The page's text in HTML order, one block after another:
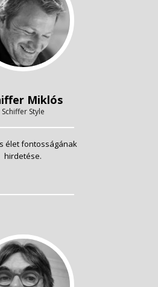
Miklós
Schiffer Style
élet fontosságának
hirdetése.